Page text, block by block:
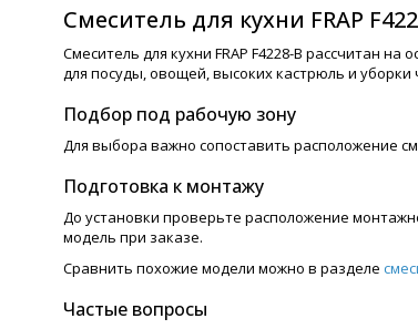
Смеситель для кухни FRAP
Смеситель для кухни FRAP F4228-B рассчитан
для посуды, овощей, высоких кастрюль и уборки
Подбор под рабочую зону
Для выбора важно сопоставить расположение
Подготовка к монтажу
До установки проверьте расположение
модель при заказе.
Сравнить похожие модели можно в разделе
Частые вопросы